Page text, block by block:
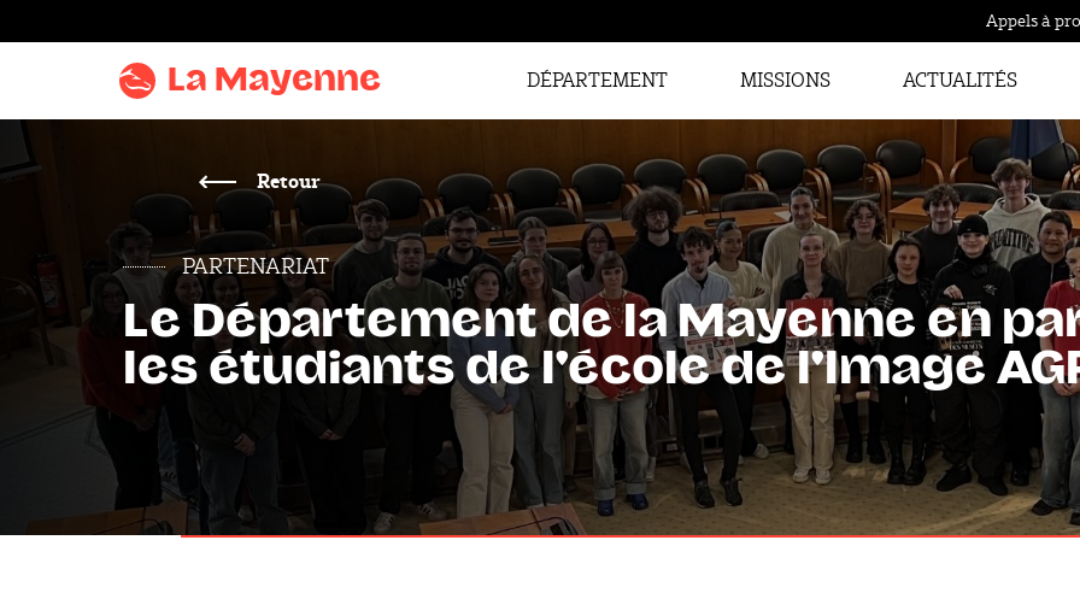
Accentuer
le
Appels à
La Mayenne DÉPARTEMENT MISSIONS ACTUALITÉS
Retour
PARTENARIAT
Le Département de la Mayenne en
les étudiants de l'école de l'Image